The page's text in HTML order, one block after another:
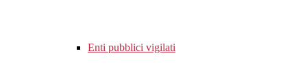
Enti pubblici vigilati